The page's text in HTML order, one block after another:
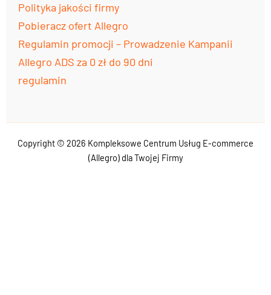
Polityka jakości firmy
Pobieracz ofert Allegro
Regulamin promocji – Prowadzenie Kampanii
Allegro ADS za 0 zł do 90 dni
regulamin
Copyright © 2026 Kompleksowe Centrum Usług E-commerce
(Allegro) dla Twojej Firmy